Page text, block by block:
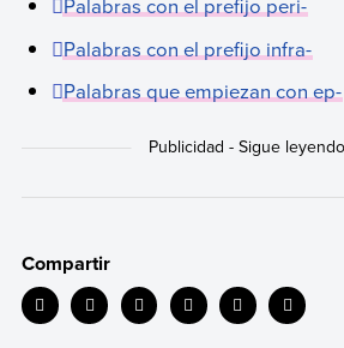
Palabras con el prefijo peri-
Palabras con el prefijo infra-
Palabras que empiezan con ep-
Compartir